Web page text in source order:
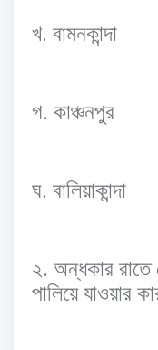
খ. বামনকান্দা
গ. কাঞ্চনপুর
ঘ. বালিয়াকান্দা
২. অন্ধকার রাতে
পালিয়ে যাওয়ার